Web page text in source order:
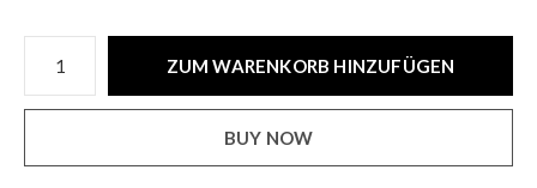
ZUM WARENKORB HINZUFÜGEN
BUY NOW